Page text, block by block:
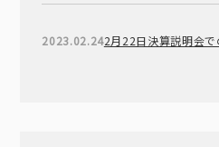
2023.02.242月22日決算説明会で